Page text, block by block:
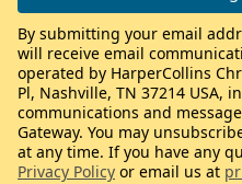
By submitting your email
will receive email
operated by HarperCollins
Pl, Nashville, TN 37214 USA,
communications and
Gateway. You may
at any time. If you have any
Privacy Policy or email us at